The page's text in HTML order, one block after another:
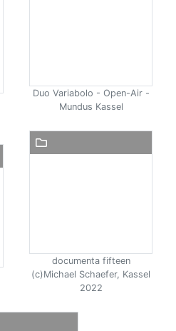
Duo Variabolo - Open-Air -
Mundus Kassel
documenta fifteen
(c)Michael Schaefer, Kassel
2022